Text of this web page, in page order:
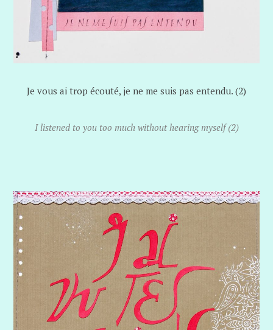
Je vous ai trop écouté, je ne me suis pas entendu. (2)
I listened to you too much without hearing myself (2)